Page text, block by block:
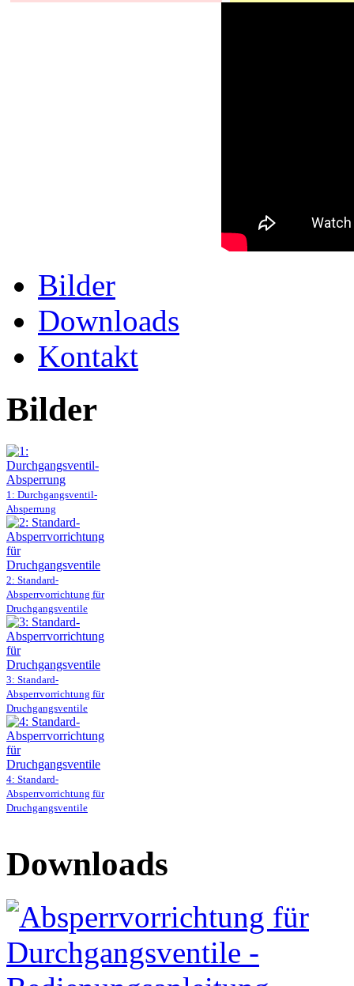
Bilder
Downloads
Kontakt
Bilder
1: Durchgangsventil-
Absperrung
2: Standard-
Absperrvorrichtung für
Druchgangsventile
3: Standard-
Absperrvorrichtung für
Druchgangsventile
4: Standard-
Absperrvorrichtung für
Druchgangsventile
Downloads